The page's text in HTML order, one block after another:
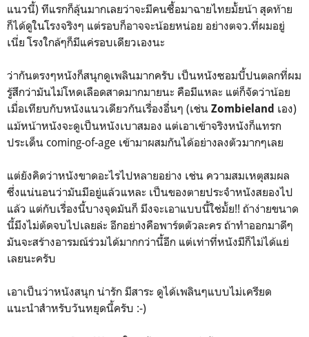
แนวนี้) ทีแรกก็ลุ้นมากเลยว่าจะมีคนซื้อมาฉายไทยมั้ยน้า สุดท้าย
ก็ได้ดูในโรงจริงๆ แต่รอบก็อาจจะน้อยหน่อย อย่างตจว.ที่ผมอยู่
เนี่ย โรงใกล้ๆก็มีแค่รอบเดียวเองนะ
ว่ากันตรงๆหนังก็สนุกดูเพลินมากครับ เป็นหนังซอมบี้ปนตลกที่ผม
รู้สึกว่ามันไม่โหดเลือดสาดมากมายนะ คือมีแหละ แต่ก็จัดว่าน้อย
เมื่อเทียบกับหนังแนวเดียวกันเรื่องอื่นๆ (เช่น Zombieland เอง)
แม้หน้าหนังจะดูเป็นหนังเบาสมอง แต่เอาเข้าจริงหนังก็แทรก
ประเด็น coming-of-age เข้ามาผสมกันได้อย่างลงตัวมากๆเลย
แต่ยังคิดว่าหนังขาดอะไรไปหลายอย่าง เช่น ความสมเหตุสมผล
ซึ่งแน่นอนว่ามันมีอยู่แล้วแหละ เป็นของตายประจำหนังสยองไป
แล้ว แต่กับเรื่องนี้บางจุดมันก็ มึงจะเอาแบบนี้ใช่มั้ย!! ถ้าง่ายขนาด
นี้มึงไม่ตัดจบไปเลยล่ะ อีกอย่างคือพาร์ตตัวละคร ถ้าทำออกมาดีๆ
มันจะสร้างอารมณ์ร่วมได้มากกว่านี้อีก แต่เท่าที่หนังมีก็ไม่ได้แย่
เลยนะครับ
เอาเป็นว่าหนังสนุก น่ารัก มีสาระ ดูได้เพลินๆแบบไม่เครียด
แนะนำสำหรับวันหยุดนี้ครับ :-)